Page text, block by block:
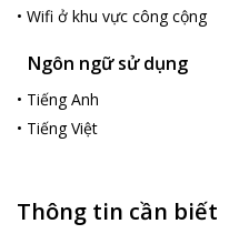
• Wifi ở khu vực công cộng
Ngôn ngữ sử dụng
• Tiếng Anh
• Tiếng Việt
Thông tin cần biết